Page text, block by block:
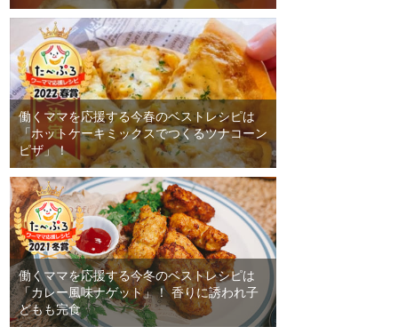
働くママを応援する今春のベストレシピは
「ホットケーキミックスでつくるツナコーン
ピザ」！
働くママを応援する今冬のベストレシピは
「カレー風味ナゲット」！ 香りに誘われ子
どもも完食